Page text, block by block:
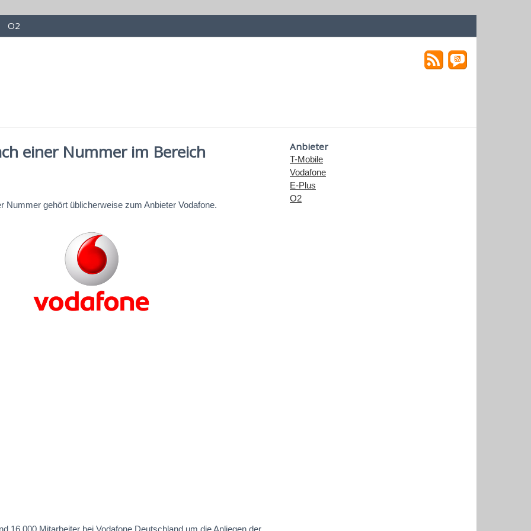
O2
einer Nummer im Bereich
Nummer gehört üblicherweise zum Anbieter Vodafone.
16.000 Mitarbeiter bei Vodafone Deutschland um die Anliegen der
Anbieter
T-Mobile
Vodafone
E-Plus
O2